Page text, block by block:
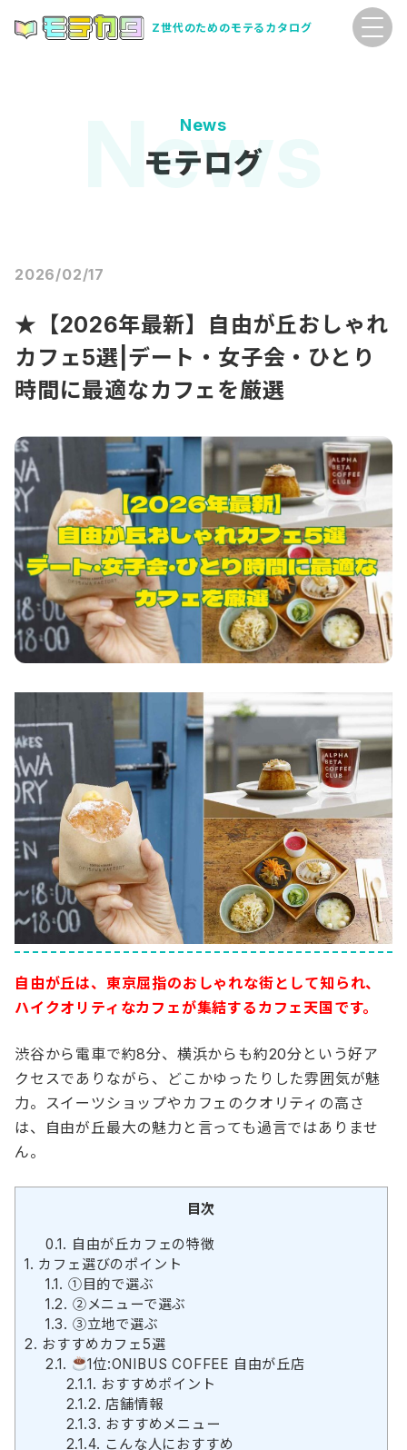
Z世代のためのモテるカタログ
News
モテログ
2026/02/17
★【2026年最新】自由が丘おしゃれ
カフェ5選|デート・女子会・ひとり
時間に最適なカフェを厳選
自由が丘は、東京屈指のおしゃれな街として知られ、
ハイクオリティなカフェが集結するカフェ天国です。
渋谷から電車で約8分、横浜からも約20分という好ア
クセスでありながら、どこかゆったりした雰囲気が魅
力。スイーツショップやカフェのクオリティの高さ
は、自由が丘最大の魅力と言っても過言ではありませ
ん。
目次
0.1. 自由が丘カフェの特徴
1. カフェ選びのポイント
1.1. ①目的で選ぶ
1.2. ②メニューで選ぶ
1.3. ③立地で選ぶ
2. おすすめカフェ5選
2.1.
1位:ONIBUS COFFEE 自由が丘店
2.1.1. おすすめポイント
2.1.2. 店舗情報
2.1.3. おすすめメニュー
2.1.4. こんな人におすすめ